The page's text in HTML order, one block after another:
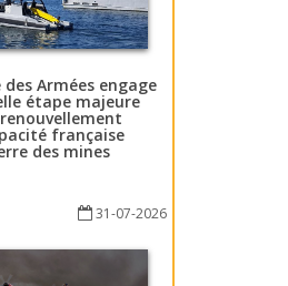
Armées engage
étape majeure
française
des mines
31-07-2026